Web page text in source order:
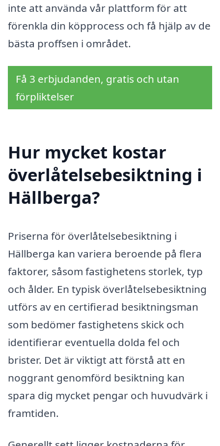
inte att använda vår plattform för att
förenkla din köpprocess och få hjälp av de
bästa proffsen i området.
Få 3 erbjudanden, gratis och utan
förpliktelser
Hur mycket kostar
överlåtelsebesiktning i
Hällberga?
Priserna för överlåtelsebesiktning i
Hällberga kan variera beroende på flera
faktorer, såsom fastighetens storlek, typ
och ålder. En typisk överlåtelsebesiktning
utförs av en certifierad besiktningsman
som bedömer fastighetens skick och
identifierar eventuella dolda fel och
brister. Det är viktigt att förstå att en
noggrant genomförd besiktning kan
spara dig mycket pengar och huvudvärk i
framtiden.